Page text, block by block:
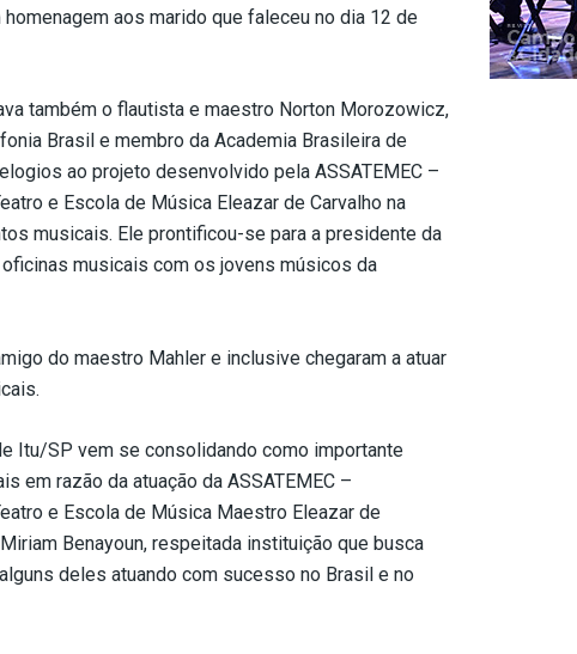
aos marido que faleceu no dia 12 de
também o flautista e maestro Norton Morozowicz,
Brasil e membro da Academia Brasileira de
ao projeto desenvolvido pela ASSATEMEC –
e Escola de Música Eleazar de Carvalho na
musicais. Ele prontificou-se para a presidente da
oficinas musicais com os jovens músicos da
do maestro Mahler e inclusive chegaram a atuar
Itu/SP vem se consolidando como importante
em razão da atuação da ASSATEMEC –
e Escola de Música Maestro Eleazar de
Benayoun, respeitada instituição que busca
deles atuando com sucesso no Brasil e no